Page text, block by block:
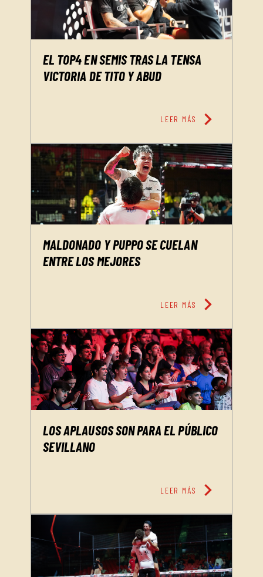
EL TOP4 EN SEMIS TRAS LA TENSA
VICTORIA DE TITO Y ABUD
LEER MÁS chevron_right
MALDONADO Y PUPPO SE CUELAN
ENTRE LOS MEJORES
LEER MÁS chevron_right
LOS APLAUSOS SON PARA EL PÚBLICO
SEVILLANO
LEER MÁS chevron_right